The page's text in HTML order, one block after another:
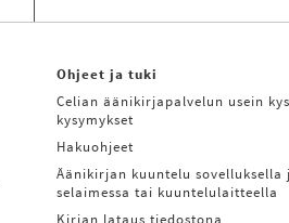
Ohjeet ja tuki
Celian äänikirjapalvelun usein
kysymykset
Hakuohjeet
Äänikirjan kuuntelu sovelluksella
selaimessa tai kuuntelulaitteella
Kirjan lataus tiedostona